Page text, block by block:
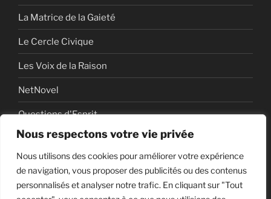
Nous respectons votre vie privée
Nous utilisons des cookies pour améliorer votre expérience
de navigation, vous proposer des publicités ou des contenus
personnalisés et analyser notre trafic. En cliquant sur "Tout
La Matrice de la Gaieté
Le Cercle Civique
Les Voix de la Raison
NetNovel
Questions d'Esprit
Série
Série vidéo